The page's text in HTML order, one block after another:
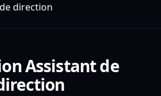
direction
Assistant de